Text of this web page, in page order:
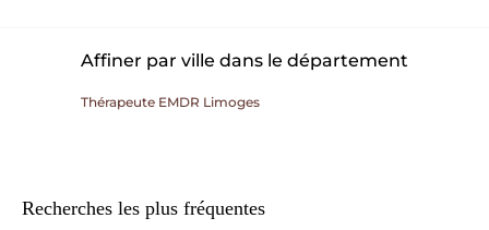
Affiner par ville dans le département
Thérapeute EMDR Limoges
Recherches les plus fréquentes